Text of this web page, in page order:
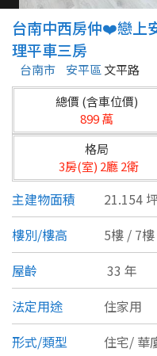
縣市
不限
台北市
基隆市
新北市
宜蘭縣
桃園市
新竹市
新竹縣
苗栗縣
類型(可複選)
不拘 公寓
別墅 透天厝
農舍 辦公
台南中西房仲❤️戀上
理平車三房
台南市 安平區 文平路
總價 (含車位價)
899 萬
格局
3房(室) 2廳 2衛
主建物面積
21.154
樓別/樓高
5樓 / 7樓
屋齡
33 年
法定用途
住家用
形式/類型
住宅/ 華